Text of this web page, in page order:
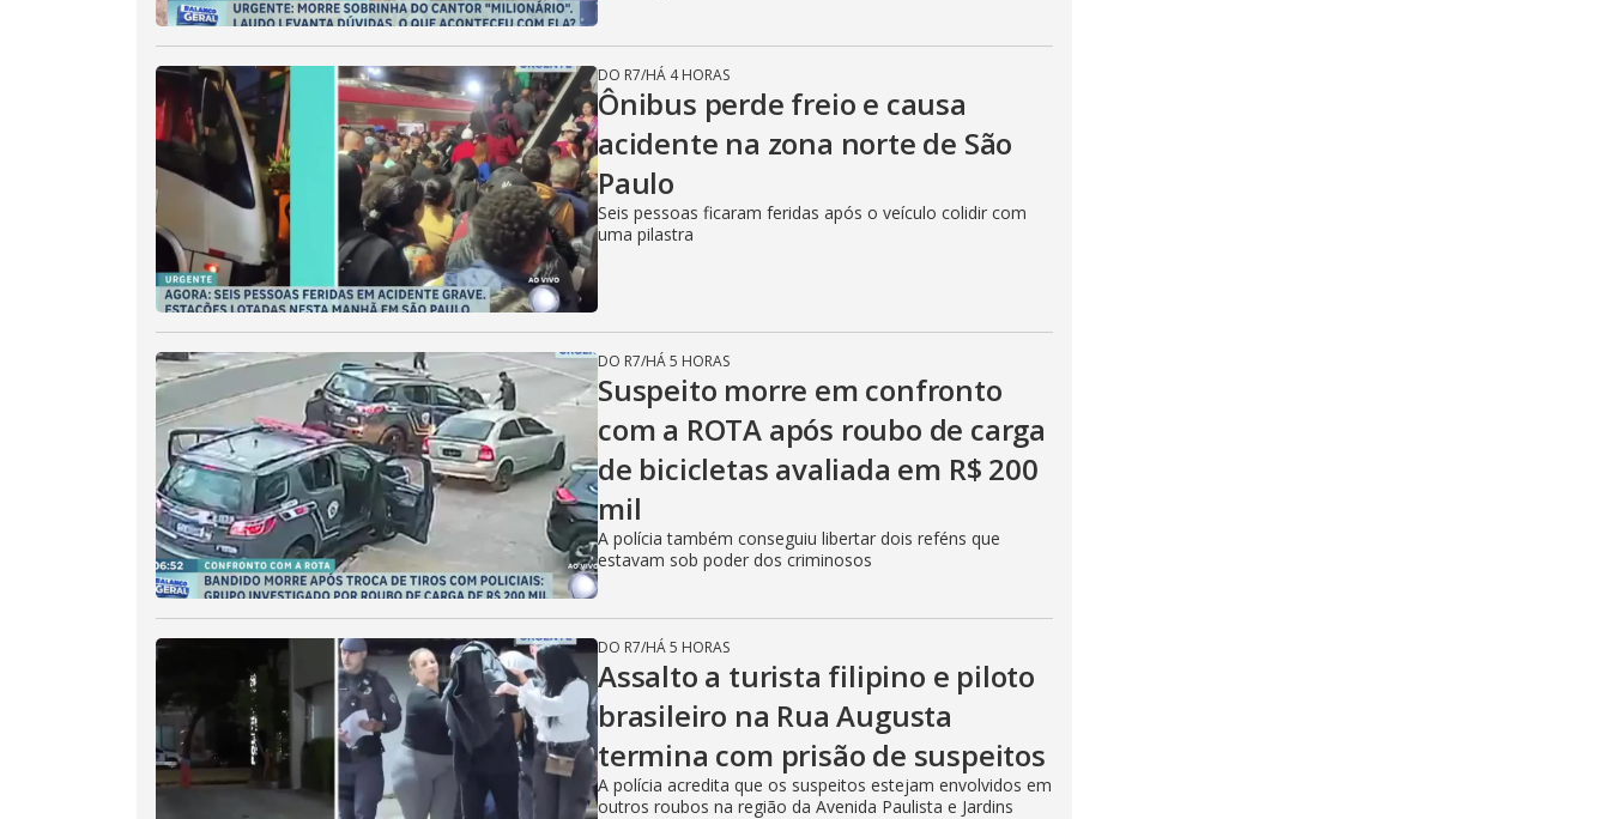
DO R7/HÁ 4 HORAS
Ônibus perde freio e causa
acidente na zona norte de São
Paulo
Seis pessoas ficaram feridas após o veículo colidir com
uma pilastra
DO R7/HÁ 5 HORAS
Suspeito morre em confronto
com a ROTA após roubo de carga
de bicicletas avaliada em R$ 200
mil
A polícia também conseguiu libertar dois reféns que
estavam sob poder dos criminosos
DO R7/HÁ 5 HORAS
Assalto a turista filipino e piloto
brasileiro na Rua Augusta
termina com prisão de suspeitos
A polícia acredita que os suspeitos estejam envolvidos em
outros roubos na região da Avenida Paulista e Jardins